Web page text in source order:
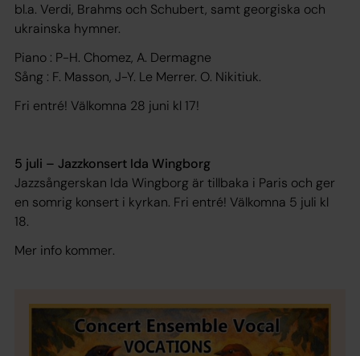
bl.a. Verdi, Brahms och Schubert, samt georgiska och
ukrainska hymner.
Piano : P-H. Chomez, A. Dermagne
Sång : F. Masson, J-Y. Le Merrer. O. Nikitiuk.
Fri entré! Välkomna 28 juni kl 17!
5 juli – Jazzkonsert Ida Wingborg
Jazzsångerskan Ida Wingborg är tillbaka i Paris och ger
en somrig konsert i kyrkan. Fri entré! Välkomna 5 juli kl
18.
Mer info kommer.